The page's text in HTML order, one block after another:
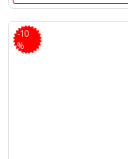
-10
%